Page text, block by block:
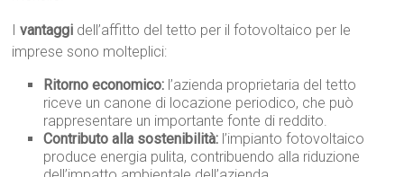
Ivantaggi dell’affitto del tetto per il fotovoltaico per le
imprese sono molteplici:
Ritorno economico: l’azienda proprietaria del tetto
riceve un canone di locazione periodico, che può
rappresentare un importante fonte di reddito.
Contributo alla sostenibilità: l’impianto fotovoltaico
produce energia pulita, contribuendo alla riduzione